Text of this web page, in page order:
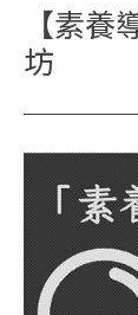
【素
坊